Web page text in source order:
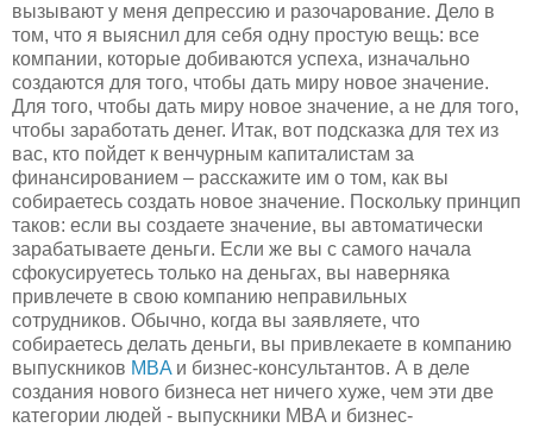
вызывают у меня депрессию и разочарование. Дело в
том, что я выяснил для себя одну простую вещь: все
компании, которые добиваются успеха, изначально
создаются для того, чтобы дать миру новое значение.
Для того, чтобы дать миру новое значение, а не для того,
чтобы заработать денег. Итак, вот подсказка для тех из
вас, кто пойдет к венчурным капиталистам за
финансированием – расскажите им о том, как вы
собираетесь создать новое значение. Поскольку принцип
таков: если вы создаете значение, вы автоматически
зарабатываете деньги. Если же вы с самого начала
сфокусируетесь только на деньгах, вы наверняка
привлечете в свою компанию неправильных
сотрудников. Обычно, когда вы заявляете, что
собираетесь делать деньги, вы привлекаете в компанию
выпускников MBA и бизнес-консультантов. А в деле
создания нового бизнеса нет ничего хуже, чем эти две
категории людей - выпускники MBA и бизнес-